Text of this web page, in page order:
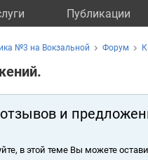
Публикации
№3 на Вокзальной Форум
и
в этой теме Вы можете